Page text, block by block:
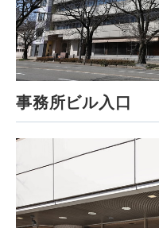
事務所ビル入口